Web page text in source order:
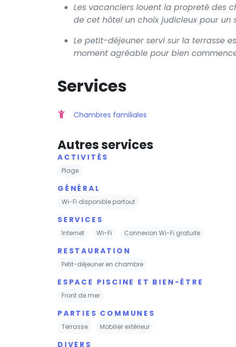
Les vacanciers louent la propreté des
de cet hôtel un choix judicieux pour un
Le petit-déjeuner servi sur la terrasse
moment agréable pour bien
Services
Chambres familiales
Autres services
ACTIVITÉS
Plage
GÉNÉRAL
Wi-Fi disponible partout
SERVICES
Internet Wi-Fi Connexion Wi-Fi gratuite
RESTAURATION
Petit-déjeuner en chambre
ESPACE PISCINE ET BIEN-ÊTRE
Front de mer
PARTIES COMMUNES
Terrasse Mobilier extérieur
DIVERS